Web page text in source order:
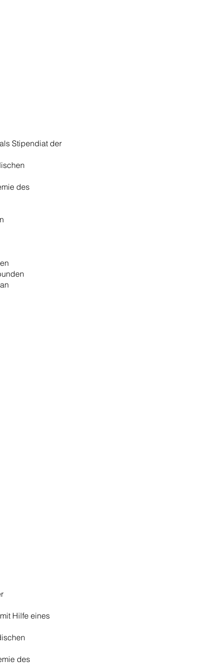
Stipendiat der
des
Hilfe eines
des